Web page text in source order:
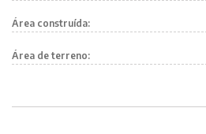
Área construída:
Área de terreno: